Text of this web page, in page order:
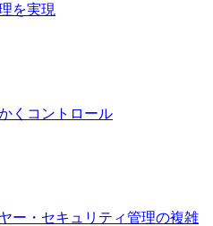
を実現
くコントロール
ー・セキュリティ管理の複雑